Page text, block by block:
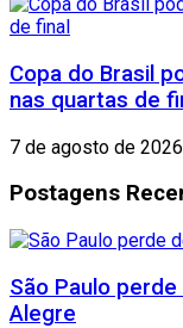
Copa do Brasil
nas quartas de
7 de agosto de 2026
Postagens
São Paulo
Alegre